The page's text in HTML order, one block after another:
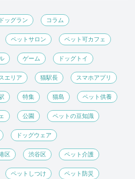
ドッグラン コラム
ペットサロン ペット可カフェ
ゲーム ドッグトイ
エリア 猫駅長 スマホアプリ
特集 猫島 ペット供養
公園 ペットの豆知識
ドッグウェア
区 渋谷区 ペット介護
ペットしつけ ペット防災